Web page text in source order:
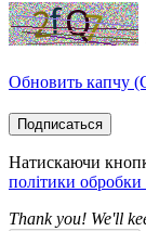
Обновить капчу
Подписаться
Натискаючи
політики
Thank you! We'll